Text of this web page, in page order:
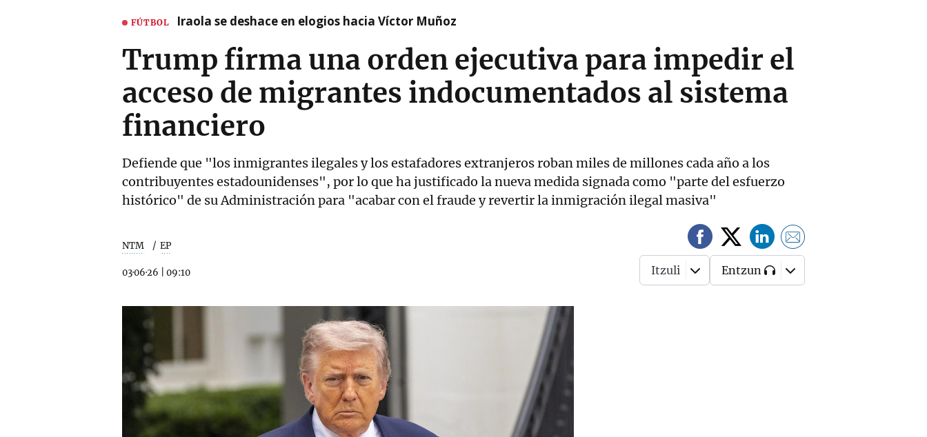
FÚTBOL Iraola se deshace en elogios hacia Víctor Muñoz
Trump firma una orden ejecutiva para impedir el
acceso de migrantes indocumentados al sistema
financiero
Defiende que "los inmigrantes ilegales y los estafadores extranjeros roban miles de millones cada año a los
contribuyentes estadounidenses", por lo que ha justificado la nueva medida signada como "parte del esfuerzo
histórico" de su Administración para "acabar con el fraude y revertir la inmigración ilegal masiva"
NTM EP
03·06·26 09:10 Itzuli Entzun